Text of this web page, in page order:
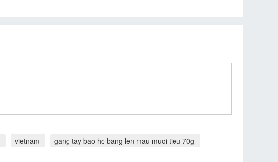
vietnam gang tay bao ho bang len mau muoi tieu 70g